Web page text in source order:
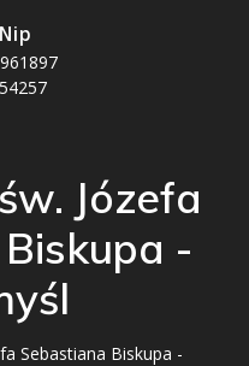
Józefa
-
Sebastiana Biskupa -